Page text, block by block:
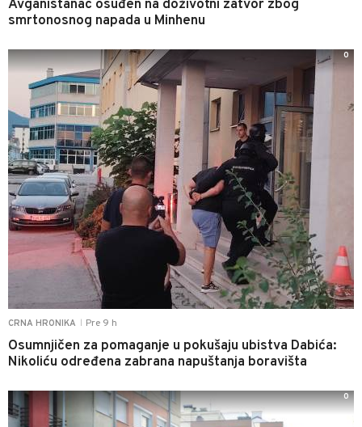
Avganistanac osuđen na doživotni zatvor zbog
smrtonosnog napada u Minhenu
CRNA HRONIKA Pre 9 h
Osumnjičen za pomaganje u pokušaju ubistva Dabića:
Nikoliću određena zabrana napuštanja boravišta
0
0